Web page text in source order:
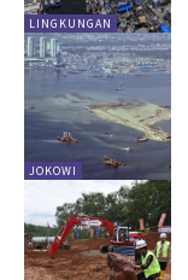
LINGKUNGAN
JOKOWI